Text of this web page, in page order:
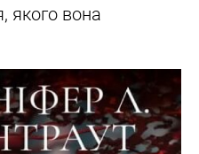
якого вона